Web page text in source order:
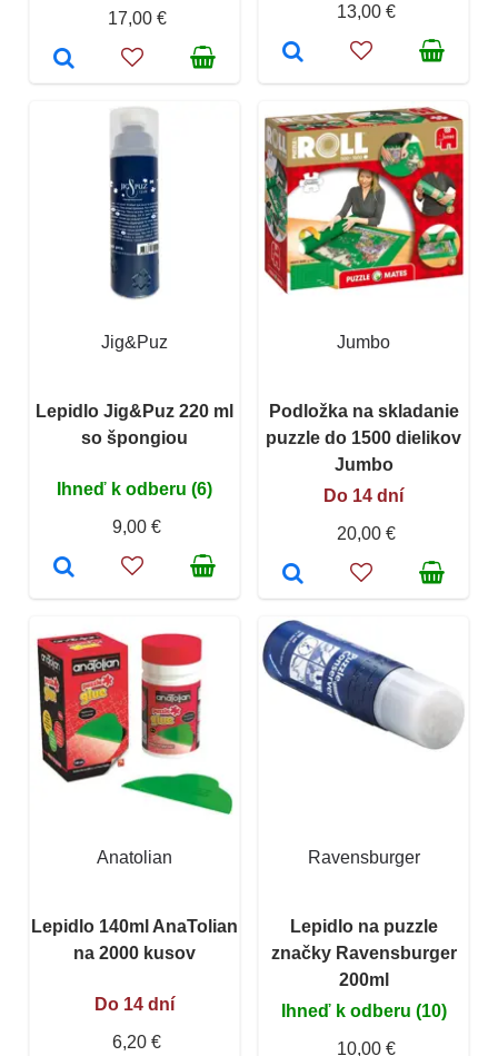
17,00 €
13,00 €
Jig&Puz
Lepidlo Jig&Puz 220 ml
so špongiou
Ihneď k odberu (6)
9,00 €
Jumbo
Podložka na skladanie
puzzle do 1500 dielikov
Jumbo
Do 14 dní
20,00 €
Anatolian
Lepidlo 140ml AnaTolian
na 2000 kusov
Do 14 dní
6,20 €
Ravensburger
Lepidlo na puzzle
značky Ravensburger
200ml
Ihneď k odberu (10)
10,00 €